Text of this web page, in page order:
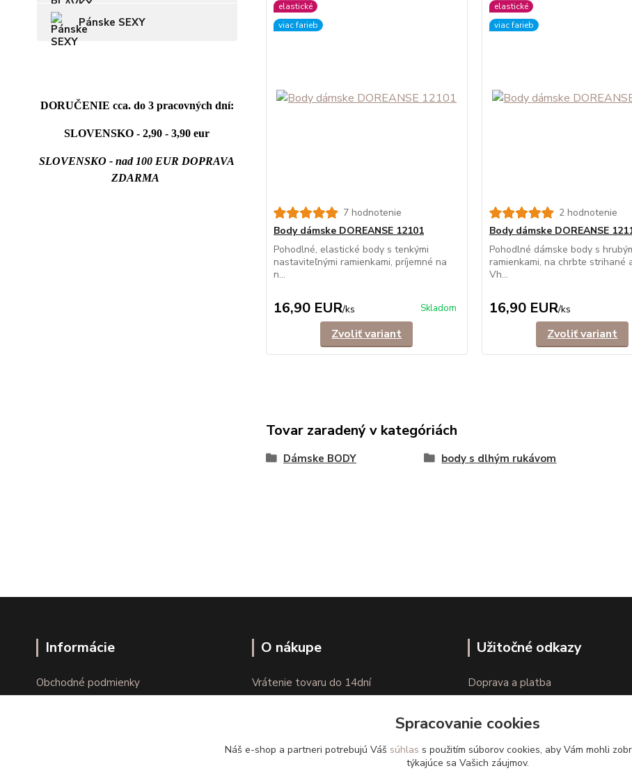
Pánske SEXY
DORUČENIE cca. do 3 pracovných dní:
SLOVENSKO - 2,90 - 3,90 eur
SLOVENSKO - nad 100 EUR DOPRAVA
ZDARMA
elastické
viac farieb
7 hodnotenie
Body dámske DOREANSE 12101
Pohodlné, elastické body s tenkými
nastaviteľnými ramienkami, príjemné na
n...
16,90 EUR/ks Skladom
Zvoliť variant
elastické
viac farieb
2 hodnotenie
Body dámske DOREANSE
Pohodlné dámske body s
ramienkami, na chrbte strihané
Vh...
16,90 EUR/ks
Zvoliť variant
Tovar zaradený v kategóriách
Dámske BODY body s dlhým rukávom
Informácie
Obchodné podmienky
O nákupe
Vrátenie tovaru do 14dní
Užitočné odkazy
Doprava a platba
Spracovanie cookies
Náš e-shop a partneri potrebujú Váš súhlas s použitím súborov cookies, aby Vám mohli
týkajúce sa Vašich záujmov.